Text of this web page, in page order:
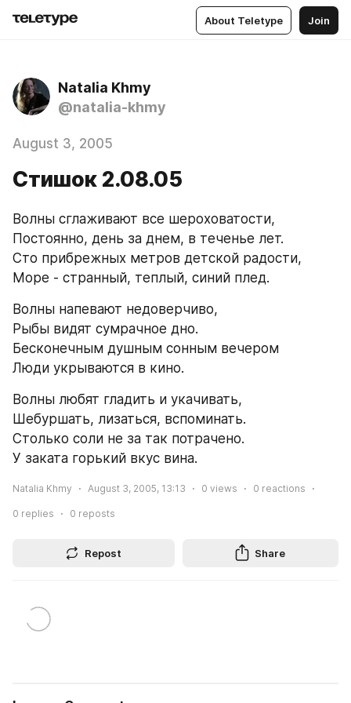
About Teletype Join
Natalia Khmy
@natalia-khmy
August 3, 2005
Стишок 2.08.05
Волны сглаживают все шероховатости,
Постоянно, день за днем, в теченье лет.
Сто прибрежных метров детской радости,
Море - странный, теплый, синий плед.
Волны напевают недоверчиво,
Рыбы видят сумрачное дно.
Бесконечным душным сонным вечером
Люди укрываются в кино.
Волны любят гладить и укачивать,
Шебуршать, лизаться, вспоминать.
Столько соли не за так потрачено.
У заката горький вкус вина.
Natalia Khmy August 3, 2005, 13:13 0 views 0 reactions
0 replies 0 reposts
Repost Share